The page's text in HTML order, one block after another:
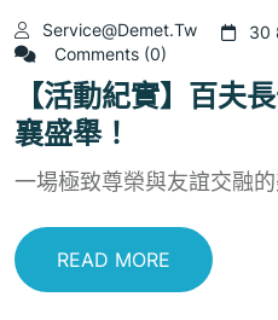
Service@demet.tw
30
Comments (0)
【活動紀實】百夫
襄盛舉！
一場極致尊榮與友誼交融
READ MORE